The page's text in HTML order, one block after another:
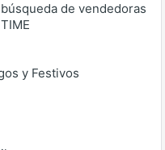
de vendedoras
y Festivos